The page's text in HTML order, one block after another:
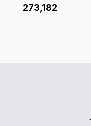
273,182